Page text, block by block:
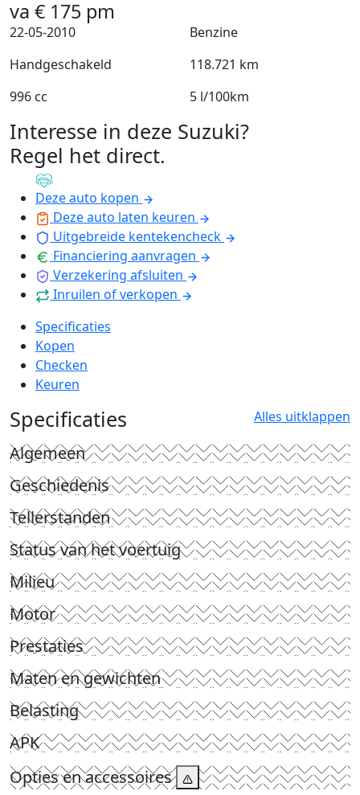
va € 175 pm
22-05-2010
Benzine
Handgeschakeld
118.721 km
996 cc
5 l/100km
Interesse in deze Suzuki?
Regel het direct.
Deze auto kopen
Deze auto laten keuren
Uitgebreide kentekencheck
Financiering aanvragen
Verzekering afsluiten
Inruilen of verkopen
Specificaties
Kopen
Checken
Keuren
Specificaties Alles uitklappen
Algemeen
Geschiedenis
Tellerstanden
Status van het voertuig
Milieu
Motor
Prestaties
Maten en gewichten
Belasting
APK
Opties en accessoires